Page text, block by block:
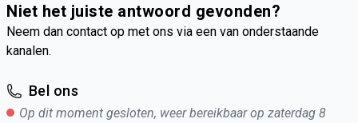
Niet het juiste antwoord gevonden?
Neem dan contact op met ons via een van onderstaande
kanalen.
Bel ons
Op dit moment gesloten, weer bereikbaar op zaterdag 8